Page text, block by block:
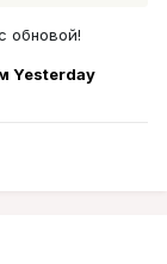
обновой!
Yesterday